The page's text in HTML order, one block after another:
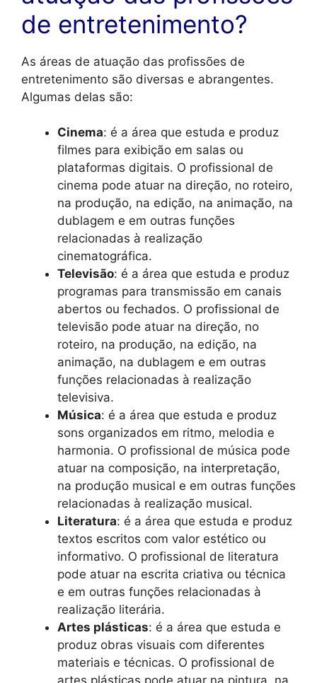
de entretenimento?
As áreas de atuação das profissões de
entretenimento são diversas e abrangentes.
Algumas delas são:
Cinema: é a área que estuda e produz
filmes para exibição em salas ou
plataformas digitais. O profissional de
cinema pode atuar na direção, no roteiro,
na produção, na edição, na animação, na
dublagem e em outras funções
relacionadas à realização
cinematográfica.
Televisão: é a área que estuda e produz
programas para transmissão em canais
abertos ou fechados. O profissional de
televisão pode atuar na direção, no
roteiro, na produção, na edição, na
animação, na dublagem e em outras
funções relacionadas à realização
televisiva.
Música: é a área que estuda e produz
sons organizados em ritmo, melodia e
harmonia. O profissional de música pode
atuar na composição, na interpretação,
na produção musical e em outras funções
relacionadas à realização musical.
Literatura: é a área que estuda e produz
textos escritos com valor estético ou
informativo. O profissional de literatura
pode atuar na escrita criativa ou técnica
e em outras funções relacionadas à
realização literária.
Artes plásticas: é a área que estuda e
produz obras visuais com diferentes
materiais e técnicas. O profissional de